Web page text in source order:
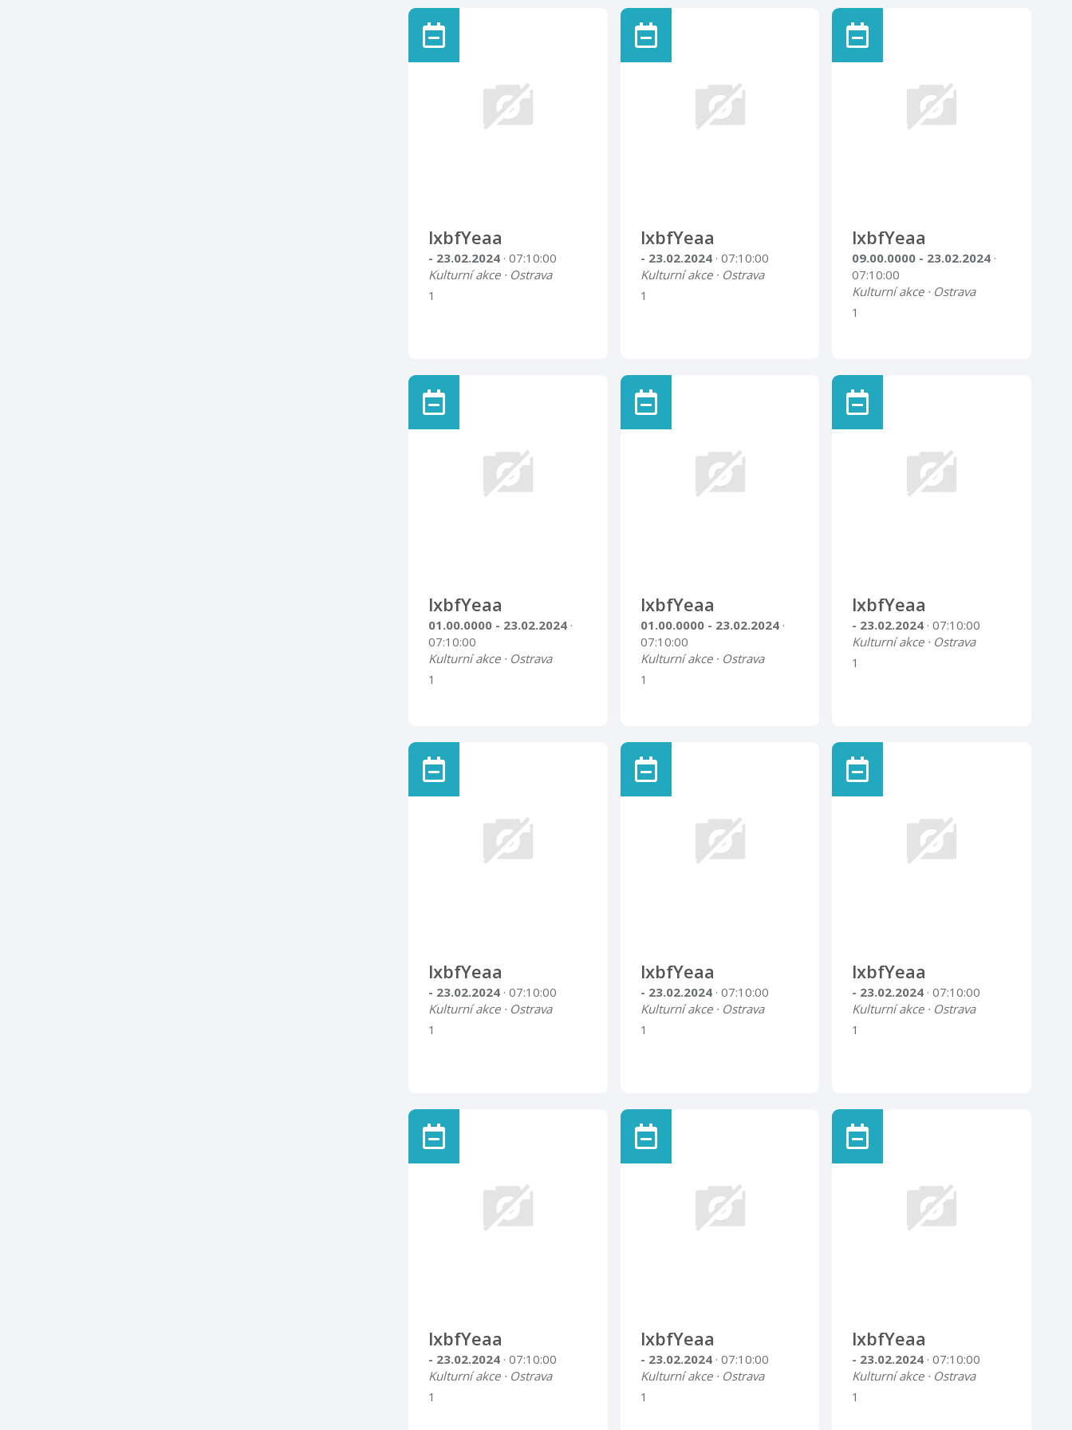
Lidská tvořivost je
bezbřehá. Důkazem toho je
obrovské množství
oficiální plán výroby branami
legendární továrny.
lxbfYeaa
- 23.02.2024 · 07:10:00
Kulturní akce · Ostrava
1
lxbfYeaa
- 23.02.2024 · 07:10:00
Kulturní akce · Ostrava
1
lxbfYeaa
09.00.0000 - 23.02.2024 ·
07:10:00
Kulturní akce · Ostrava
1
lxbfYeaa
01.00.0000 - 23.02.2024 ·
07:10:00
Kulturní akce · Ostrava
1
lxbfYeaa
01.00.0000 - 23.02.2024 ·
07:10:00
Kulturní akce · Ostrava
1
lxbfYeaa
- 23.02.2024 · 07:10:00
Kulturní akce · Ostrava
1
lxbfYeaa
- 23.02.2024 · 07:10:00
Kulturní akce · Ostrava
1
lxbfYeaa
- 23.02.2024 · 07:10:00
Kulturní akce · Ostrava
1
lxbfYeaa
- 23.02.2024 · 07:10:00
Kulturní akce · Ostrava
1
lxbfYeaa
- 23.02.2024 · 07:10:00
Kulturní akce · Ostrava
1
lxbfYeaa
- 23.02.2024 · 07:10:00
Kulturní akce · Ostrava
1
lxbfYeaa
- 23.02.2024 · 07:10:00
Kulturní akce · Ostrava
1